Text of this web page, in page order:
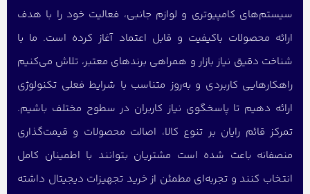
سیستم‌های کامپیوتری و لوازم جانبی، فعالیت خود را با هدف
ارائه محصولات باکیفیت و قابل اعتماد آغاز کرده است. ما با
شناخت دقیق نیاز بازار و همراهی برندهای معتبر، تلاش می‌کنیم
راهکارهایی کاربردی و به‌روز متناسب با شرایط فعلی تکنولوژی
ارائه دهیم تا پاسخگوی نیاز کاربران در سطوح مختلف باشیم.
تمرکز قائم رایان بر تنوع کالا، اصالت محصولات و قیمت‌گذاری
منصفانه باعث شده است مشتریان بتوانند با اطمینان کامل
انتخاب کنند و تجربه‌ای مطمئن از خرید تجهیزات دیجیتال داشته